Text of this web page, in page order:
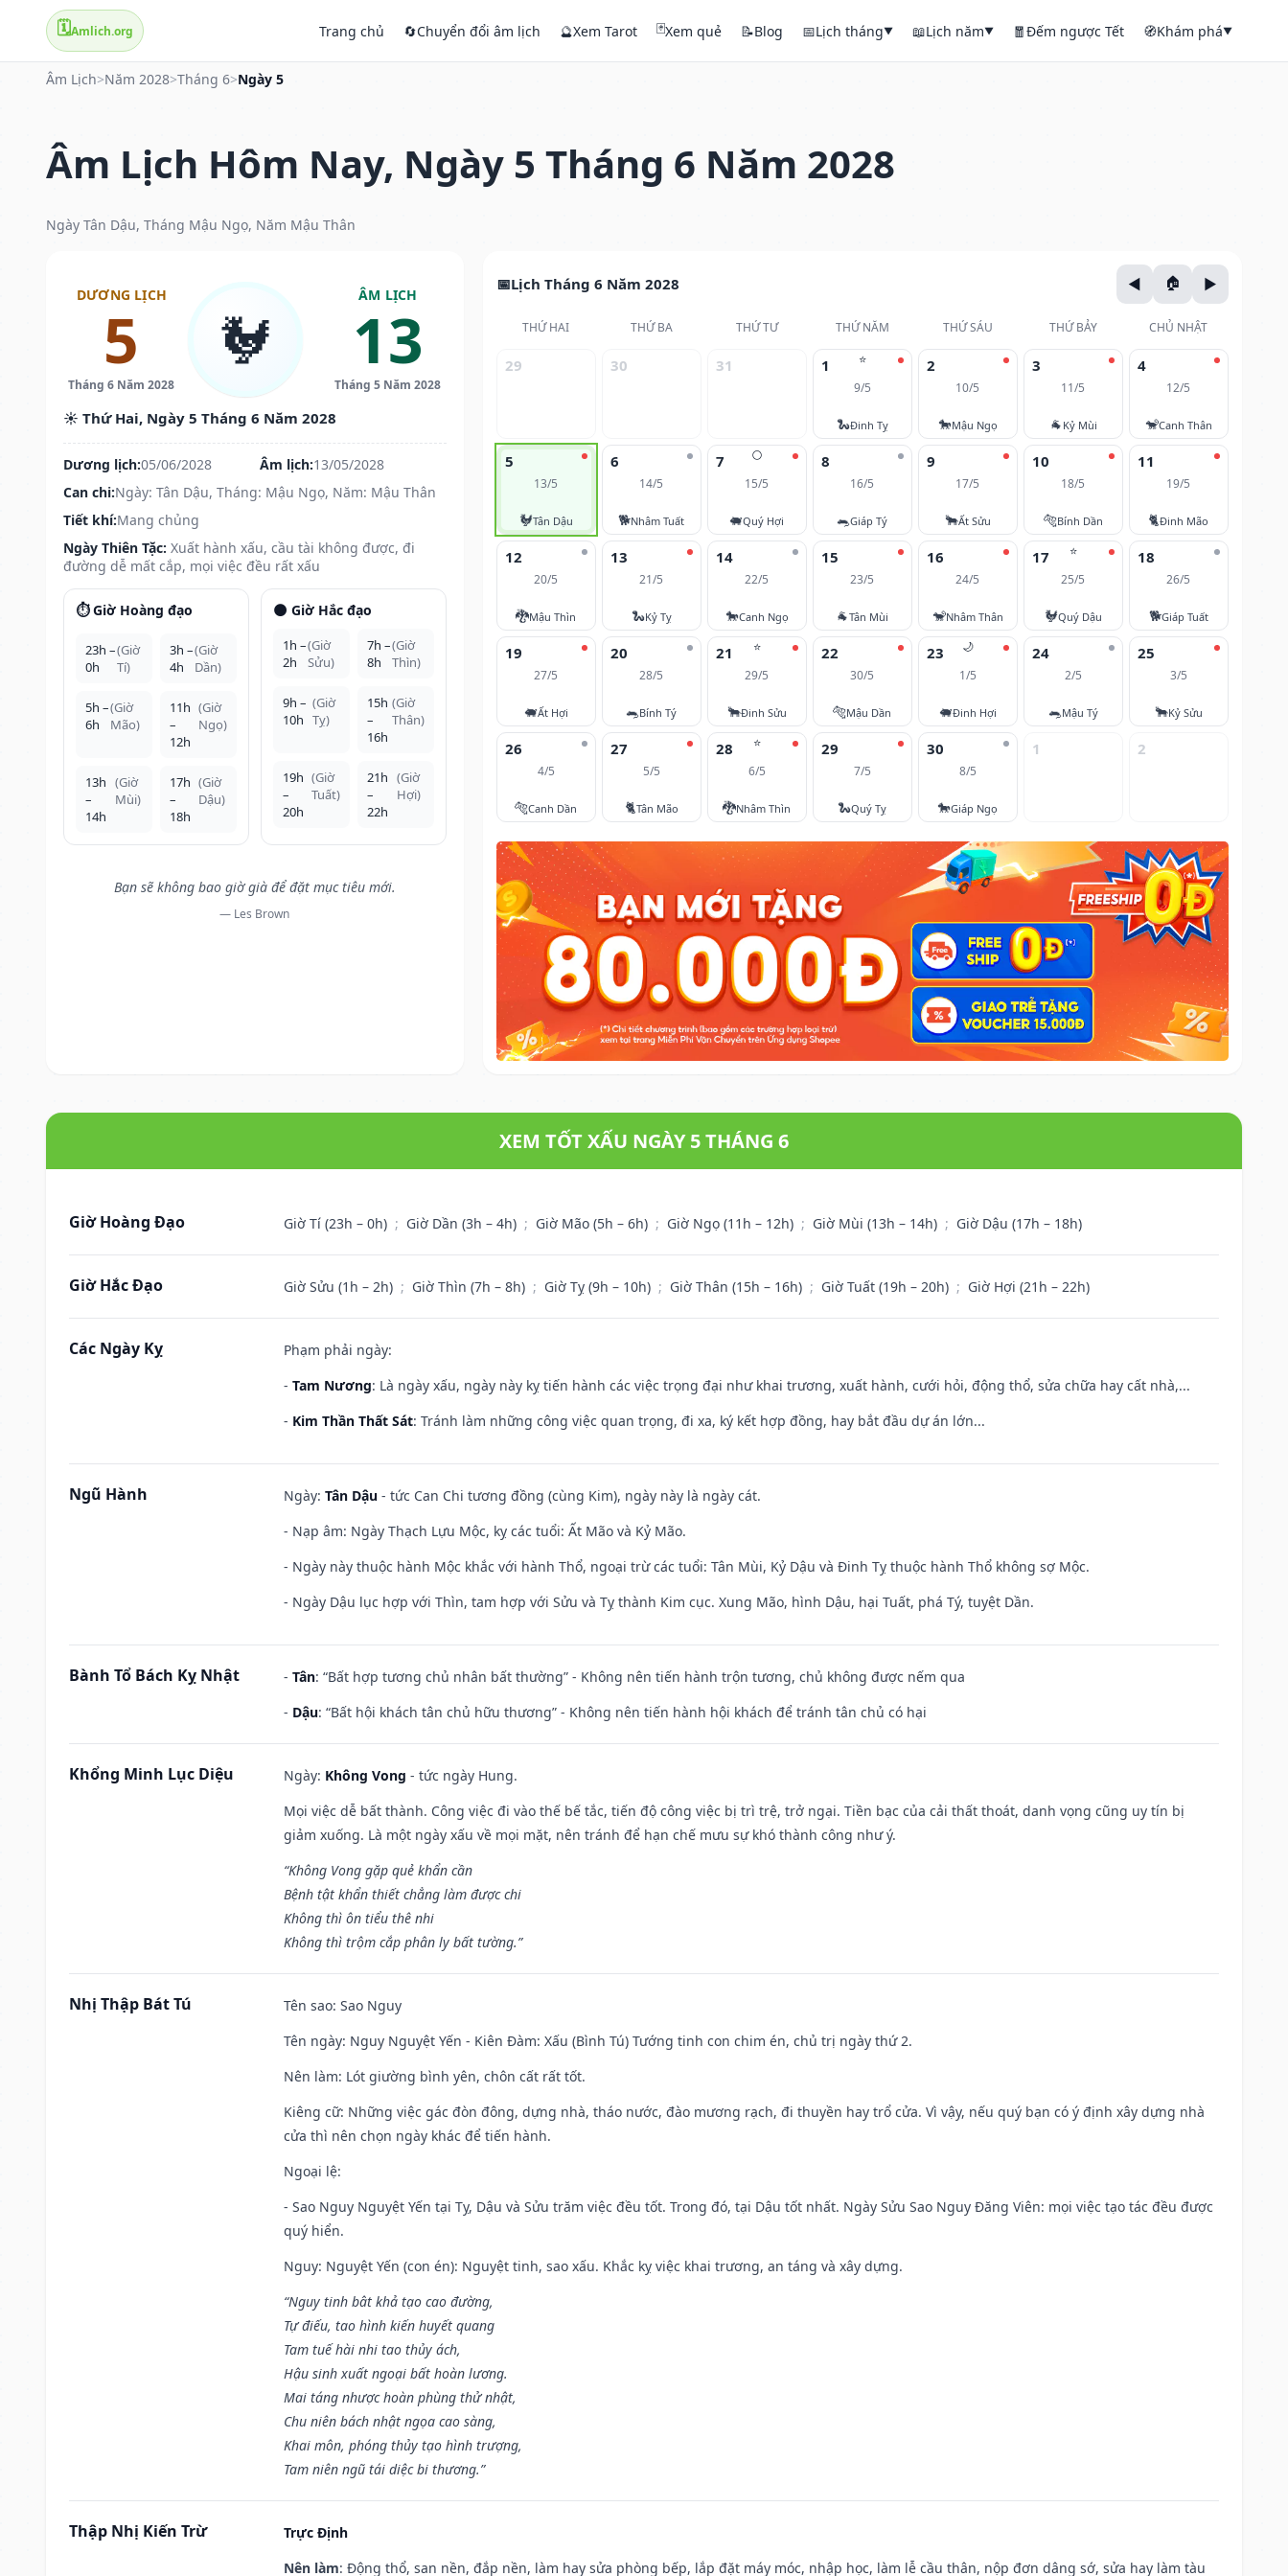
🗓️Amlich.org Trang chủ 🔄Chuyển đổi âm lịch 🔮Xem Tarot 🃏Xem quẻ 📝Blog 📅Lịch tháng▼ 📖Lịch năm▼ 🧧Đếm ngược Tết 🧭Khám phá▼
Âm Lịch>Năm 2028>Tháng 6>Ngày 5
Âm Lịch Hôm Nay, Ngày 5 Tháng 6 Năm 2028
Ngày Tân Dậu, Tháng Mậu Ngọ, Năm Mậu Thân
DƯƠNG LỊCH
5
Tháng 6 Năm 2028
🐓
ÂM LỊCH
13
Tháng 5 Năm 2028
☀️ Thứ Hai, Ngày 5 Tháng 6 Năm 2028
Dương lịch:05/06/2028 Âm lịch:13/05/2028
Can chi:Ngày: Tân Dậu, Tháng: Mậu Ngọ, Năm: Mậu Thân
Tiết khí:Mang chủng
Ngày Thiên Tặc: Xuất hành xấu, cầu tài không được, đi
đường dễ mất cắp, mọi việc đều rất xấu
⏱️ Giờ Hoàng đạo
23h –
0h
(Giờ
Tí)
3h –
4h
(Giờ
Dần)
5h –
6h
(Giờ
Mão)
11h
–
12h
(Giờ
Ngọ)
13h
–
14h
(Giờ
Mùi)
17h
–
18h
(Giờ
Dậu)
🌑 Giờ Hắc đạo
1h –
2h
(Giờ
Sửu)
7h –
8h
(Giờ
Thìn)
9h –
10h
(Giờ
Tỵ)
15h
–
16h
(Giờ
Thân)
19h
–
20h
(Giờ
Tuất)
21h
–
22h
(Giờ
Hợi)
Bạn sẽ không bao giờ già để đặt mục tiêu mới.
— Les Brown
Lịch Tháng 6 Năm 2028
THỨ HAI THỨ BA THỨ TƯ THỨ NĂM THỨ SÁU THỨ BẢY CHỦ NHẬT
29 30 31 ⭐
1
9/5
🐍Đinh Tỵ
2
10/5
🐎Mậu Ngọ
3
11/5
🐐 Kỷ Mùi
4
12/5
🐒Canh Thân
5
13/5
🐓Tân Dậu
6
14/5
🐕Nhâm Tuất
🌕
7
15/5
🐖Quý Hợi
8
16/5
🐀Giáp Tý
9
17/5
🐂Ất Sửu
10
18/5
🐅Bính Dần
11
19/5
🐈Đinh Mão
12
20/5
🐉Mậu Thìn
13
21/5
🐍Kỷ Tỵ
14
22/5
🐎Canh Ngọ
15
23/5
🐐Tân Mùi
16
24/5
🐒Nhâm Thân
⭐
17
25/5
🐓Quý Dậu
18
26/5
🐕Giáp Tuất
19
27/5
🐖Ất Hợi
20
28/5
🐀Bính Tý
⭐
21
29/5
🐂Đinh Sửu
22
30/5
🐅Mậu Dần
🌙
23
1/5
🐖Đinh Hợi
24
2/5
🐀Mậu Tý
25
3/5
🐂Kỷ Sửu
26
4/5
🐅Canh Dần
27
5/5
🐈Tân Mão
⭐
28
6/5
🐉Nhâm Thìn
29
7/5
🐍Quý Tỵ
30
8/5
🐎Giáp Ngọ
1 2
XEM TỐT XẤU NGÀY 5 THÁNG 6
Giờ Hoàng Đạo Giờ Tí (23h – 0h) ; Giờ Dần (3h – 4h) ; Giờ Mão (5h – 6h) ; Giờ Ngọ (11h – 12h) ; Giờ Mùi (13h – 14h) ; Giờ Dậu (17h – 18h)
Giờ Hắc Đạo Giờ Sửu (1h – 2h) ; Giờ Thìn (7h – 8h) ; Giờ Tỵ (9h – 10h) ; Giờ Thân (15h – 16h) ; Giờ Tuất (19h – 20h) ; Giờ Hợi (21h – 22h)
Các Ngày Kỵ
Phạm phải ngày:
- Tam Nương: Là ngày xấu, ngày này kỵ tiến hành các việc trọng đại như khai trương, xuất hành, cưới hỏi, động thổ, sửa chữa hay cất nhà,...
- Kim Thần Thất Sát: Tránh làm những công việc quan trọng, đi xa, ký kết hợp đồng, hay bắt đầu dự án lớn...
Ngũ Hành Ngày: Tân Dậu - tức Can Chi tương đồng (cùng Kim), ngày này là ngày cát.
- Nạp âm: Ngày Thạch Lựu Mộc, kỵ các tuổi: Ất Mão và Kỷ Mão.
- Ngày này thuộc hành Mộc khắc với hành Thổ, ngoại trừ các tuổi: Tân Mùi, Kỷ Dậu và Đinh Tỵ thuộc hành Thổ không sợ Mộc.
- Ngày Dậu lục hợp với Thìn, tam hợp với Sửu và Tỵ thành Kim cục. Xung Mão, hình Dậu, hại Tuất, phá Tý, tuyệt Dần.
Bành Tổ Bách Kỵ Nhật - Tân: “Bất hợp tương chủ nhân bất thường” - Không nên tiến hành trộn tương, chủ không được nếm qua
- Dậu: “Bất hội khách tân chủ hữu thương” - Không nên tiến hành hội khách để tránh tân chủ có hại
Khổng Minh Lục Diệu Ngày: Không Vong - tức ngày Hung.
Mọi việc dễ bất thành. Công việc đi vào thế bế tắc, tiến độ công việc bị trì trệ, trở ngại. Tiền bạc của cải thất thoát, danh vọng cũng uy tín bị
giảm xuống. Là một ngày xấu về mọi mặt, nên tránh để hạn chế mưu sự khó thành công như ý.
“Không Vong gặp quẻ khẩn cần
Bệnh tật khẩn thiết chẳng làm được chi
Không thì ôn tiểu thê nhi
Không thì trộm cắp phân ly bất tường.”
Nhị Thập Bát Tú Tên sao: Sao Nguy
Tên ngày: Nguy Nguyệt Yến - Kiên Đàm: Xấu (Bình Tú) Tướng tinh con chim én, chủ trị ngày thứ 2.
Nên làm: Lót giường bình yên, chôn cất rất tốt.
Kiêng cữ: Những việc gác đòn đông, dựng nhà, tháo nước, đào mương rạch, đi thuyền hay trổ cửa. Vì vậy, nếu quý bạn có ý định xây dựng nhà
cửa thì nên chọn ngày khác để tiến hành.
Ngoại lệ:
- Sao Nguy Nguyệt Yến tại Tỵ, Dậu và Sửu trăm việc đều tốt. Trong đó, tại Dậu tốt nhất. Ngày Sửu Sao Nguy Đăng Viên: mọi việc tạo tác đều được
quý hiển.
Nguy: Nguyệt Yến (con én): Nguyệt tinh, sao xấu. Khắc kỵ việc khai trương, an táng và xây dựng.
“Nguy tinh bât khả tạo cao đường,
Tự điếu, tao hình kiến huyết quang
Tam tuế hài nhi tao thủy ách,
Hậu sinh xuất ngoại bất hoàn lương.
Mai táng nhược hoàn phùng thử nhật,
Chu niên bách nhật ngọa cao sàng,
Khai môn, phóng thủy tạo hình trượng,
Tam niên ngũ tái diệc bi thương.”
Thập Nhị Kiến Trừ
Trực Định
Nên làm: Động thổ, san nền, đắp nền, làm hay sửa phòng bếp, lắp đặt máy móc, nhập học, làm lễ cầu thân, nộp đơn dâng sớ, sửa hay làm tàu